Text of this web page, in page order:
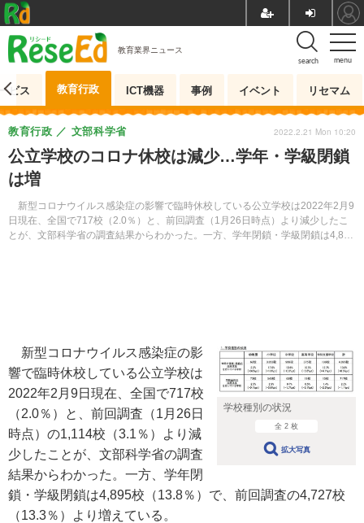
menu
search
教育業界ニュース
ビス 教育行政 ICT機器 事例 イベント リセマム
公立学校のコロナ休校は減少…学年・学級閉鎖
は増
新型コロナウイルス感染症の影響で臨時休校している公立学校は2022年2月9
日現在、全国で717校（2.0％）と、前回調査（1月26日時点）より減少したこ
とが、文部科学省の調査結果からわかった。一方、学年閉鎖・学級閉鎖は4,895
教育行政 文部科学省 2022.2.21 Mon 10:20
学校種別の状況
全 2 枚
拡大写真
新型コロナウイルス感染症の影
響で臨時休校している公立学校は
2022年2月9日現在、全国で717校
（2.0％）と、前回調査（1月26日
時点）の1,114校（3.1％）より減
少したことが、文部科学省の調査
結果からわかった。一方、学年閉
鎖・学級閉鎖は4,895校（13.8％）で、前回調査の4,727校
（13.3％）より増えている。